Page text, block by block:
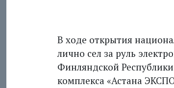
В ходе открытия
лично сел за руль
Финляндской
комплекса «Астана